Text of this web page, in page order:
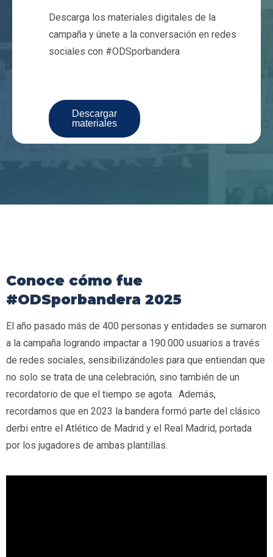
Descarga los materiales digitales de la
campaña y únete a la conversación en redes
sociales con #ODSporbandera​
Descargar
materiales
Conoce cómo fue
#ODSporbandera 2025​
El año pasado más de 400 personas y entidades se sumaron
a la campaña logrando impactar a 190.000 usuarios a través
de redes sociales, sensibilizándoles para que entiendan que
no solo se trata de una celebración, sino también de un
recordatorio de que el tiempo se agota. Además,
recordamos que en 2023 la bandera formó parte del clásico
derbi entre el Atlético de Madrid y el Real Madrid, portada
por los jugadores de ambas plantillas.